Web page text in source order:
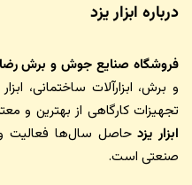
درباره ابزار یزد
فروشگاه صنایع جوش و برش
و برش، ابزارآلات ساختمانی،
تجهیزات کارگاهی از بهترین و
ابزار یزدحاصل سال‌ها فعالیت و
صنعتی است.